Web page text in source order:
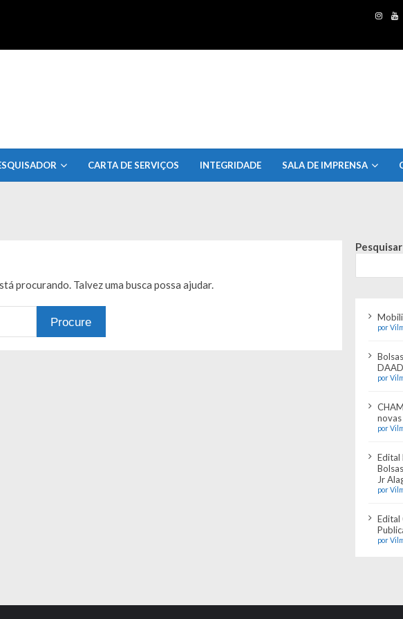
CARTA DE SERVIÇOS INTEGRIDADE SALA DE IMPRENSA
procurando. Talvez uma busca possa ajudar.
Pesquisar
por
por
novas
por
Edital
Jr
por
Edital
por